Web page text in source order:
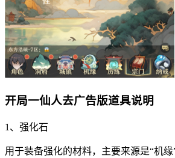
开局一仙人去广告版道具说明
1、强化石
用于装备强化的材料，主要来源是“机